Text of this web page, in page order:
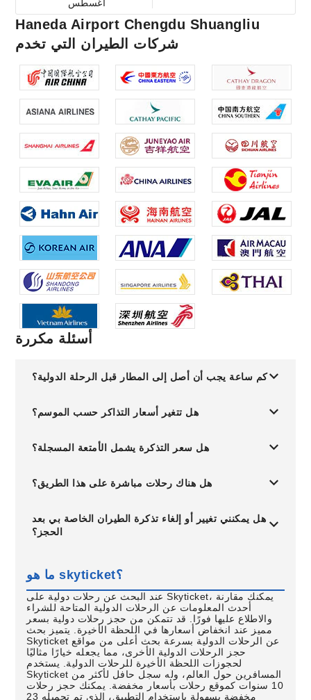
أغسطس
Haneda Airport Chengdu Shuangliu
شركات الطيران التي تخدم
أسئلة مكررة
كم ساعة يجب أن أصل إلى المطار قبل الرحلة الدولية؟
هل تتغير أسعار التذاكر حسب الموسم؟
هل سعر التذكرة يشمل الأمتعة المسجلة؟
هل هناك رحلات مباشرة على هذا الطريق؟
هل يمكنني تغيير أو إلغاء تذكرة الطيران الخاصة بي بعد
الحجز؟
ما هو skyticket؟
عند البحث عن رحلات دولية على Skyticket، يمكنك مقارنة
أحدث المعلومات عن الرحلات الدولية المتاحة للشراء
والاطلاع عليها فورًا. قد تتمكن من حجز رحلات دولية بسعر
مميز عند انخفاض أسعارها في اللحظة الأخيرة. يتميز بحث
Skyticket عن الرحلات الدولية بسرعة بحث أعلى من مواقع
حجز الرحلات الدولية الأخرى، مما يجعله خيارًا مثاليًا
لحجوزات اللحظة الأخيرة للرحلات الدولية. يستخدم
Skyticket المسافرين حول العالم، وله سجل حافل لأكثر من
10 سنوات كموقع رحلات بأسعار مخفضة. يمكنك حجز رحلات
مخفضة بسهولة باستخدام التطبيق، الذي تم تحميله 23